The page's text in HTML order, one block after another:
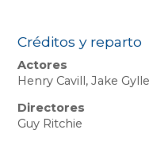
Créditos y reparto
Actores
Henry Cavill, Jake
Directores
Guy Ritchie